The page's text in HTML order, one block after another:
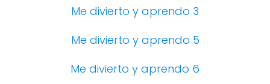
Me divierto y aprendo 3
Me divierto y aprendo 5
Me divierto y aprendo 6